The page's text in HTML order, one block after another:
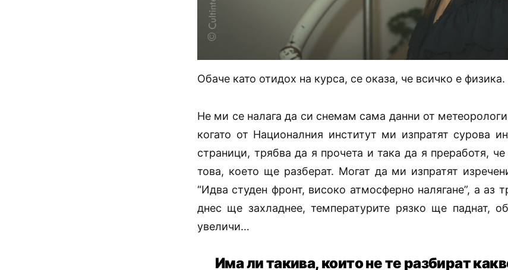
Обаче като отидох на курса, се оказа, че всичко е физика.
Не ми се налага да си снемам сама данни от
когато от Националния институт ми изпратят сурова
страници, трябва да я прочета и така да я преработя,
това, което ще разберат. Могат да ми изпратят
“Идва студен фронт, високо атмосферно налягане”, а аз
днес ще захладнее, температурите рязко ще паднат,
увеличи…
Има ли такива, които не те разбират